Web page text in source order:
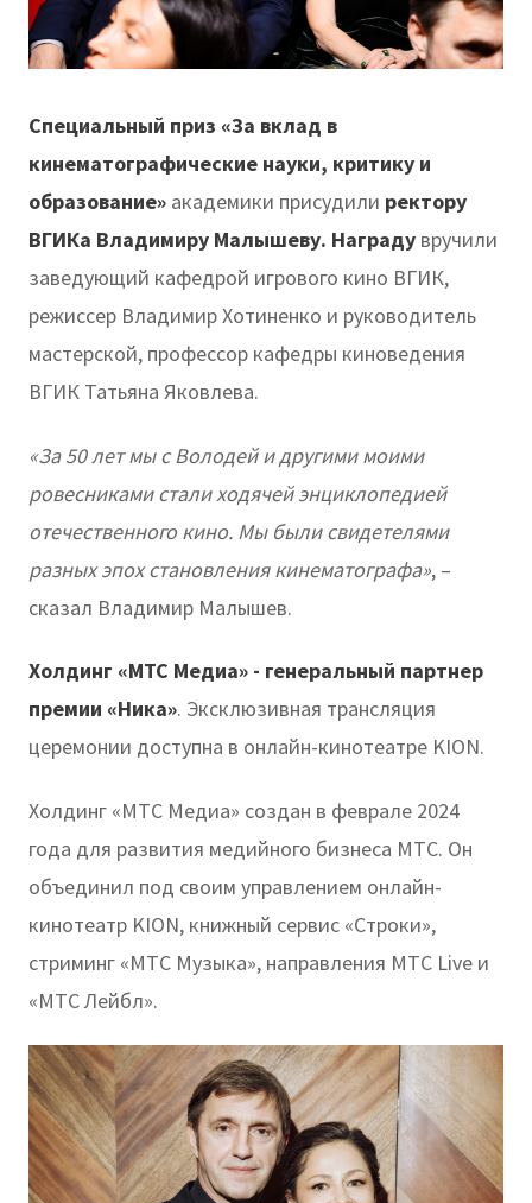
Специальный приз «За вклад в
кинематографические науки, критику и
образование» академики присудили ректору
ВГИКа Владимиру Малышеву. Награду вручили
заведующий кафедрой игрового кино ВГИК,
режиссер Владимир Хотиненко и руководитель
мастерской, профессор кафедры киноведения
ВГИК Татьяна Яковлева.
«За 50 лет мы с Володей и другими моими
ровесниками стали ходячей энциклопедией
отечественного кино. Мы были свидетелями
разных эпох становления кинематографа», –
сказал Владимир Малышев.
Холдинг «МТС Медиа» - генеральный партнер
премии «Ника». Эксклюзивная трансляция
церемонии доступна в онлайн-кинотеатре KION.
Холдинг «МТС Медиа» создан в феврале 2024
года для развития медийного бизнеса МТС. Он
объединил под своим управлением онлайн-
кинотеатр KION, книжный сервис «Строки»,
стриминг «МТС Музыка», направления МТС Live и
«МТС Лейбл».